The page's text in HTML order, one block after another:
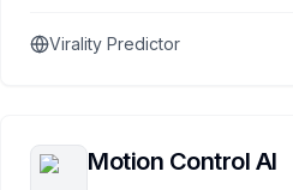
Virality Predictor
Motion Control AI